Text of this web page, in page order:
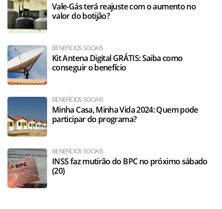
Vale-Gás terá reajuste com o aumento no
valor do botijão?
BENEFÍCIOS SOCIAIS
Kit Antena Digital GRÁTIS: Saiba como
conseguir o benefício
BENEFÍCIOS SOCIAIS
Minha Casa, Minha Vida 2024: Quem pode
participar do programa?
BENEFÍCIOS SOCIAIS
INSS faz mutirão do BPC no próximo sábado
(20)